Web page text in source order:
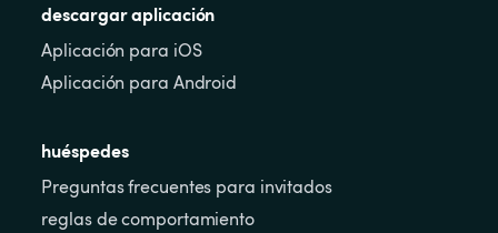
descargar aplicación
Aplicación para iOS
Aplicación para Android
huéspedes
Preguntas frecuentes para invitados
reglas de comportamiento